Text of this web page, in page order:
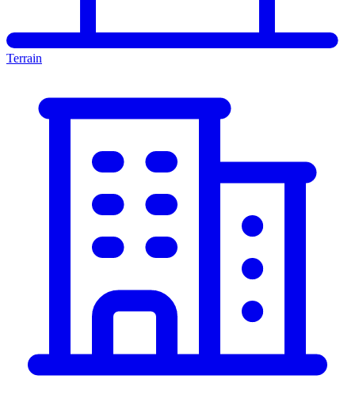
Terrain